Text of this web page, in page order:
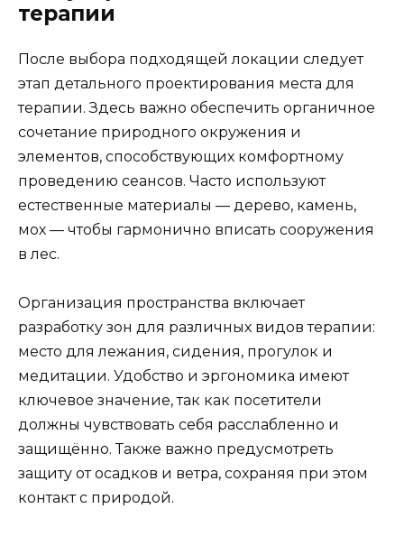
терапии
После выбора подходящей локации следует
этап детального проектирования места для
терапии. Здесь важно обеспечить органичное
сочетание природного окружения и
элементов, способствующих комфортному
проведению сеансов. Часто используют
естественные материалы — дерево, камень,
мох — чтобы гармонично вписать сооружения
в лес.
Организация пространства включает
разработку зон для различных видов терапии:
место для лежания, сидения, прогулок и
медитации. Удобство и эргономика имеют
ключевое значение, так как посетители
должны чувствовать себя расслабленно и
защищённо. Также важно предусмотреть
защиту от осадков и ветра, сохраняя при этом
контакт с природой.